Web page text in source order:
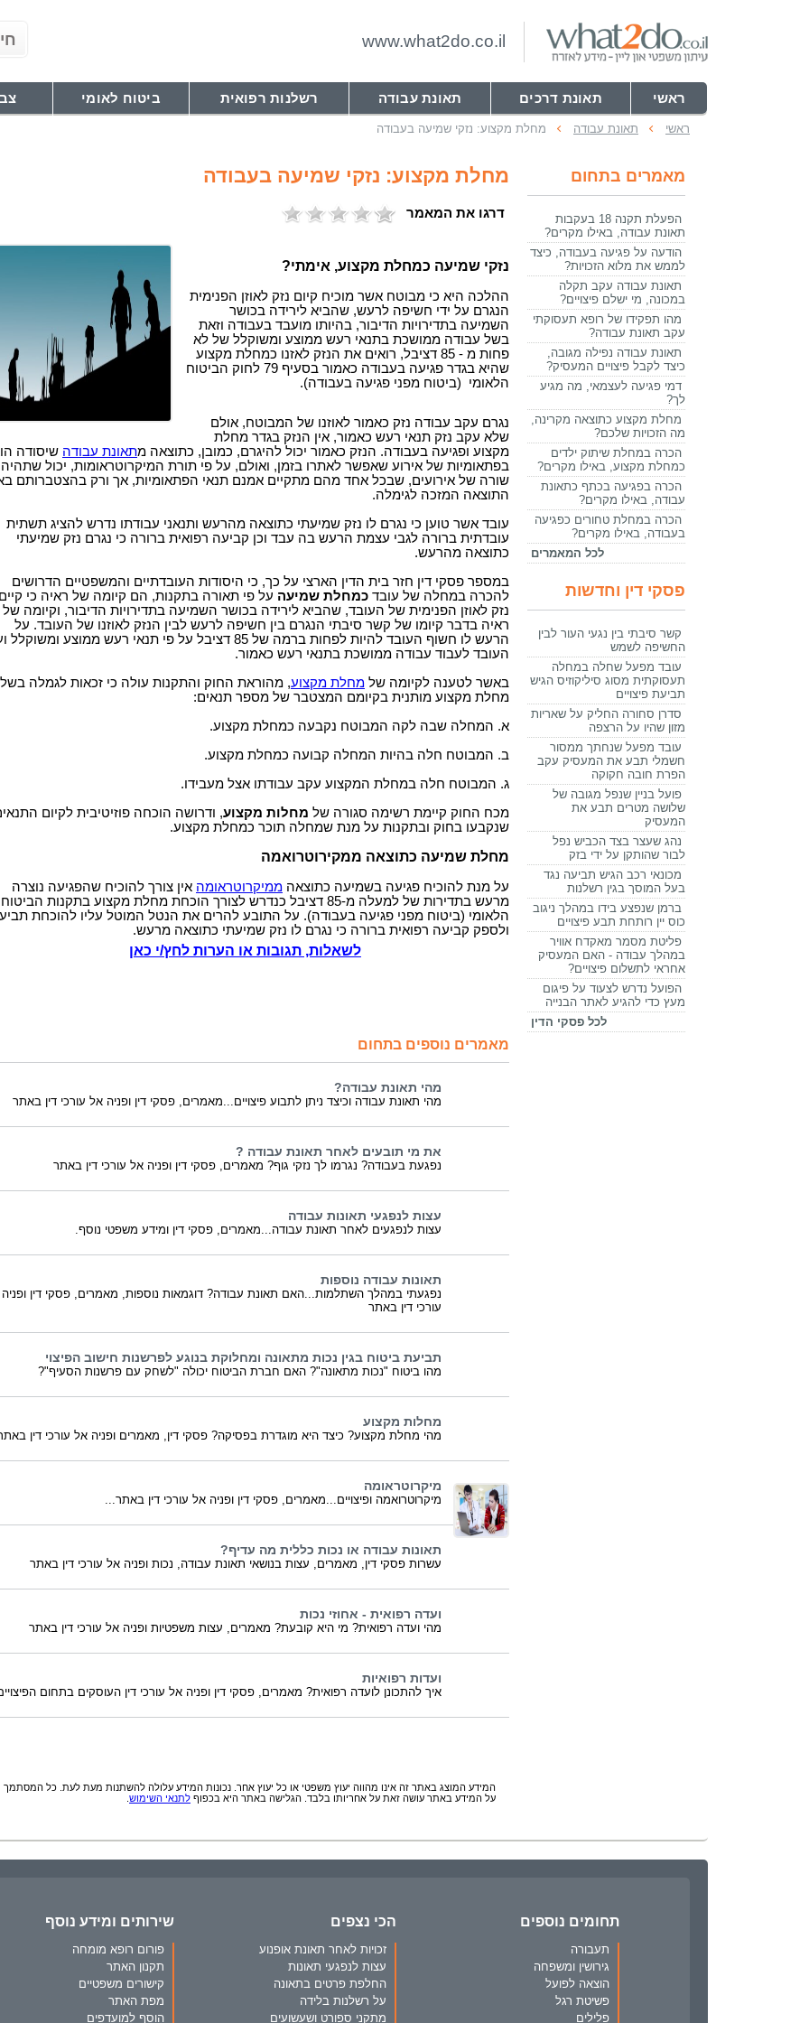
www.what2do.co.il
ראשי תאונת דרכים תאונת עבודה רשלנות רפואית ביטוח לאומי
ראשי תאונת עבודה מחלת מקצוע: נזקי שמיעה בעבודה
מחלת מקצוע: נזקי שמיעה בעבודה
דרגו את המאמר
נזקי שמיעה כמחלת מקצוע, אימתי?
ההלכה היא כי מבוטח אשר מוכיח קיום נזק לאוזן הפנימית
הנגרם על ידי חשיפה לרעש, שהביא לירידה בכושר
השמיעה בתדירויות הדיבור, בהיותו מועבד בעבודה וזאת
בשל עבודה ממושכת בתנאי רעש ממוצע ומשוקלל של לא
פחות מ - 85 דציבל, רואים את הנזק לאזנו כמחלת מקצוע
שהיא בגדר פגיעה בעבודה כאמור בסעיף 79 לחוק הביטוח
הלאומי (ביטוח מפני פגיעה בעבודה).
נגרם עקב עבודה נזק כאמור לאוזנו של המבוטח, אולם
שלא עקב נזק תנאי רעש כאמור, אין הנזק בגדר מחלת
מקצוע ופגיעה בעבודה. הנזק כאמור יכול להיגרם, כמובן, כתוצאה מתאונת עבודה שיסודה
בפתאומיות של אירוע שאפשר לאתרו בזמן, ואולם, על פי תורת המיקרוטראומות, יכול שתהיה
שורה של אירועים, שבכל אחד מהם מתקיים אמנם תנאי הפתאומיות, אך ורק בהצטברותם
התוצאה המזכה לגימלה.
עובד אשר טוען כי נגרם לו נזק שמיעתי כתוצאה מהרעש ותנאני עבודתו נדרש להציג תשתית
עובדתית ברורה לגבי עצמת הרעש בה עבד וכן קביעה רפואית ברורה כי נגרם נזק שמיעתי
כתוצאה מהרעש.
במספר פסקי דין חזר בית הדין הארצי על כך, כי היסודות העובדתיים והמשפטיים הדרושים
להכרה במחלה של עובד כמחלת שמיעה על פי תאורה בתקנות, הם קיומה של ראיה כי
נזק לאוזן הפנימית של העובד, שהביא לירידה בכושר השמיעה בתדירויות הדיבור, וקיומה של
ראיה בדבר קיומו של קשר סיבתי הנגרם בין חשיפה לרעש לבין הנזק לאוזנו של העובד. על
הרעש לו חשוף העובד להיות לפחות ברמה של 85 דציבל על פי תנאי רעש ממוצע
העובד לעבוד עבודה ממושכת בתנאי רעש כאמור.
באשר לטענה לקיומה של מחלת מקצוע, מהוראת החוק והתקנות עולה כי זכאות לגמלה בשל
מחלת מקצוע מותנית בקיומם המצטבר של מספר תנאים:
א. המחלה שבה לקה המבוטח נקבעה כמחלת מקצוע.
ב. המבוטח חלה בהיות המחלה קבועה כמחלת מקצוע.
ג. המבוטח חלה במחלת המקצוע עקב עבודתו אצל מעבידו.
מכח החוק קיימת רשימה סגורה של מחלות מקצוע, ודרושה הוכחה פוזיטיבית לקיום
שנקבעו בחוק ובתקנות על מנת שמחלה תוכר כמחלת מקצוע.
מחלת שמיעה כתוצאה ממקירוטרואמה
על מנת להוכיח פגיעה בשמיעה כתוצאה ממיקרוטראומה אין צורך להוכיח שהפגיעה נוצרה
מרעש בתדירות של למעלה מ-85 דציבל כנדרש לצורך הוכחת מחלת מקצוע בתקנות הביטוח
הלאומי (ביטוח מפני פגיעה בעבודה). על התובע להרים את הנטל המוטל עליו להוכחת
ולספק קביעה רפואית ברורה כי נגרם לו נזק שמיעתי כתוצאה מרעש.
לשאלות, תגובות או הערות לחץ/י כאן
מאמרים נוספים בתחום
מהי תאונת עבודה?
מהי תאונת עבודה וכיצד ניתן לתבוע פיצויים...מאמרים, פסקי דין ופניה אל עורכי דין באתר
את מי תובעים לאחר תאונת עבודה ?
נפגעת בעבודה? נגרמו לך נזקי גוף? מאמרים, פסקי דין ופניה אל עורכי דין באתר
עצות לנפגעי תאונות עבודה
עצות לנפגעים לאחר תאונת עבודה...מאמרים, פסקי דין ומידע משפטי נוסף.
תאונות עבודה נוספות
נפגעתי במהלך השתלמות...האם תאונת עבודה? דוגמאות נוספות, מאמרים, פסקי דין
עורכי דין באתר
תביעת ביטוח בגין נכות מתאונה ומחלוקת בנוגע לפרשנות חישוב הפיצוי
מהו ביטוח "נכות מתאונה"? האם חברת הביטוח יכולה "לשחק עם פרשנות הסעיף"?
מחלות מקצוע
מהי מחלת מקצוע? כיצד היא מוגדרת בפסיקה? פסקי דין, מאמרים ופניה אל עורכי דין
מיקרוטראומה
מיקרוטרואמה ופיצויים...מאמרים, פסקי דין ופניה אל עורכי דין באתר...
תאונות עבודה או נכות כללית מה עדיף?
עשרות פסקי דין, מאמרים, עצות בנושאי תאונת עבודה, נכות ופניה אל עורכי דין באתר
ועדה רפואית - אחוזי נכות
מהי ועדה רפואית? מי היא קובעת? מאמרים, עצות משפטיות ופניה אל עורכי דין באתר
ועדות רפואיות
איך להתכונן לועדה רפואית? מאמרים, פסקי דין ופניה אל עורכי דין העוסקים בתחום
המידע המוצג באתר זה אינו מהווה יעוץ משפטי או כל יעוץ אחר. נכונות המידע עלולה להשתנות מעת לעת. כל המסתמך
על המידע באתר עושה זאת על אחריותו בלבד. הגלישה באתר היא בכפוף לתנאי השימוש
מאמרים בתחום
הפעלת תקנה 18 בעקבות
תאונת עבודה, באילו מקרים?
הודעה על פגיעה בעבודה, כיצד
לממש את מלוא הזכויות?
תאונת עבודה עקב תקלה
במכונה, מי ישלם פיצויים?
מהו תפקידו של רופא תעסוקתי
עקב תאונת עבודה?
תאונת עבודה נפילה מגובה,
כיצד לקבל פיצויים המעסיק?
דמי פגיעה לעצמאי, מה מגיע
לך?
מחלת מקצוע כתוצאה מקרינה,
מה הזכויות שלכם?
הכרה במחלת שיתוק ילדים
כמחלת מקצוע, באילו מקרים?
הכרה בפגיעה בכתף כתאונת
עבודה, באילו מקרים?
הכרה במחלת טחורים כפגיעה
בעבודה, באילו מקרים?
לכל המאמרים
פסקי דין וחדשות
קשר סיבתי בין נגעי העור לבין
החשיפה לשמש
עובד מפעל שחלה במחלה
תעסוקתית מסוג סיליקוזיס הגיש
תביעת פיצויים
סדרן סחורה החליק על שאריות
מזון שהיו על הרצפה
עובד מפעל שנחתך ממסור
חשמלי תבע את המעסיק עקב
הפרת חובה חקוקה
פועל בניין שנפל מגובה של
שלושה מטרים תבע את
המעסיק
נהג שעצר בצד הכביש נפל
לבור שהותקן על ידי בזק
מכונאי רכב הגיש תביעה נגד
בעל המוסך בגין רשלנות
ברמן שנפצע בידו במהלך ניגוב
כוס יין רותחת תבע פיצויים
פליטת מסמר מאקדח אוויר
במהלך עבודה - האם המעסיק
אחראי לתשלום פיצויים?
הפועל נדרש לצעוד על פיגום
מעץ כדי להגיע לאתר הבנייה
לכל פסקי הדין
תחומים נוספים
תעבורה
גירושין ומשפחה
הוצאה לפועל
פשיטת רגל
פלילים
הכי נצפים
זכויות לאחר תאונת אופנוע
עצות לנפגעי תאונות
החלפת פרטים בתאונה
על רשלנות בלידה
מתקני ספורט ושעשועים
שירותים ומידע נוסף
פורום רופא מומחה
תקנון האתר
קישורים משפטיים
מפת האתר
הוסף למועדפים